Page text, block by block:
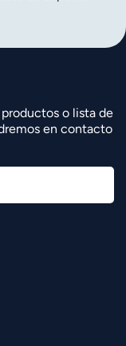
o lista de
en contacto